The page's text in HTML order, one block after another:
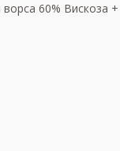
60% Вискоза